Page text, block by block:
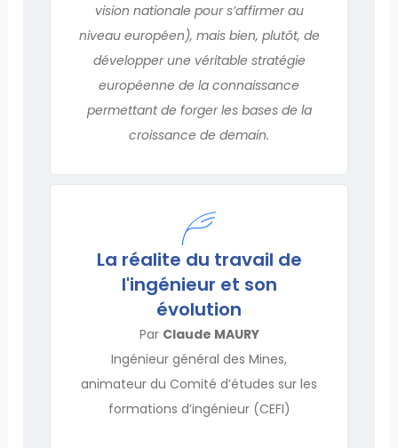
vision nationale pour s’affirmer au
niveau européen), mais bien, plutôt, de
développer une véritable stratégie
européenne de la connaissance
permettant de forger les bases de la
croissance de demain.
La réalite du travail de
l'ingénieur et son
évolution
Par Claude MAURY
Ingénieur général des Mines,
animateur du Comité d’études sur les
formations d’ingénieur (CEFI)